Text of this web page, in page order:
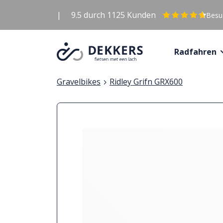
| 9.5 durch 1125 Kunden
Radfahren
Gravelbikes Ridley Grifn GRX600